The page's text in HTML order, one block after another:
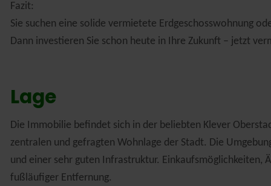
Fazit:
Sie suchen eine solide vermietete Erdgeschosswohnung
Dann investieren Sie schon heute in Ihre Zukunft – jetzt
Lage
Die Immobilie befindet sich in der beliebten Klever
zentralen und gefragten Wohnlage der Stadt. Die
und einer sehr guten Infrastruktur. Einkaufsmöglichkeiten,
fußläufiger Entfernung.